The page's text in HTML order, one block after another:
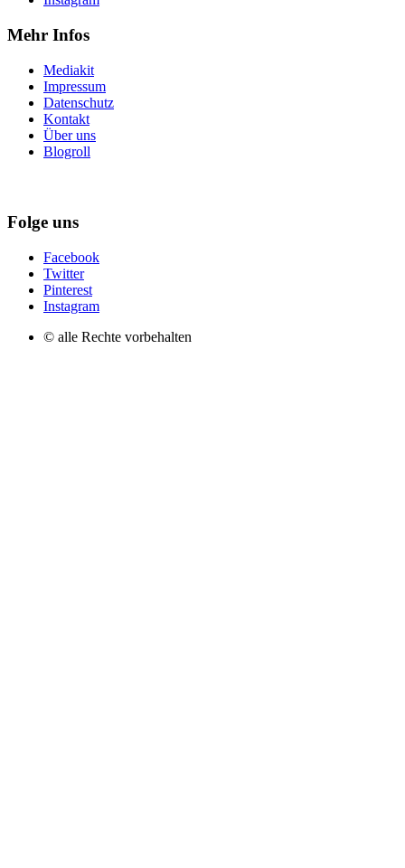
Mehr Infos
Mediakit
Impressum
Datenschutz
Kontakt
Über uns
Blogroll
Folge uns
Facebook
Twitter
Pinterest
Instagram
© alle Rechte vorbehalten